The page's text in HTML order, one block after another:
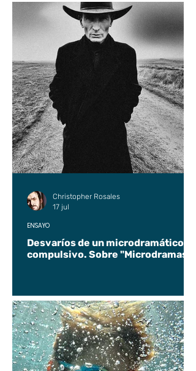
Desvaríos de un microdramático
compulsivo. Sobre "Microdramas".
ENSAYO
Christopher Rosales
17 jul